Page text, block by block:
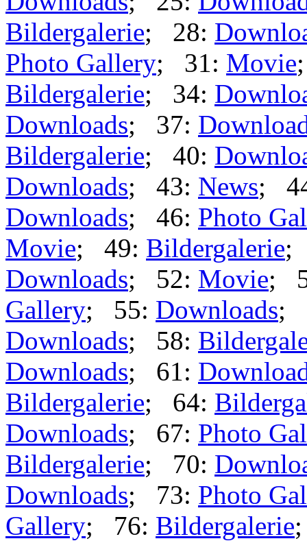
Bildergalerie; 28:
Photo Gallery; 31: Movie
Bildergalerie; 34:
Downloads; 37:
Bildergalerie; 40:
Downloads; 43: News;
Downloads; 46: Photo
Movie; 49: Bildergalerie;
Downloads; 52: Movie;
Gallery; 55: Downloads;
Downloads; 58:
Downloads; 61:
Bildergalerie; 64:
Downloads; 67: Photo
Bildergalerie; 70:
Downloads; 73: Photo
Gallery; 76: Bildergalerie